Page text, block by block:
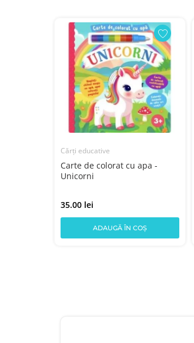
Cărți educative
Carte de colorat cu apa -
Unicorni
35.00 lei
ADAUGĂ ÎN COȘ